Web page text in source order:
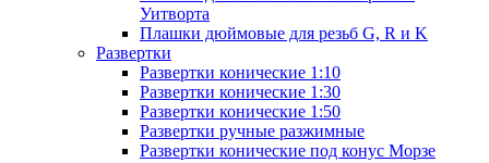
Уитворта
Плашки дюймовые для резьб G, R и K
Развертки
Развертки конические 1:10
Развертки конические 1:30
Развертки конические 1:50
Развертки ручные разжимные
Развертки конические под конус Морзе